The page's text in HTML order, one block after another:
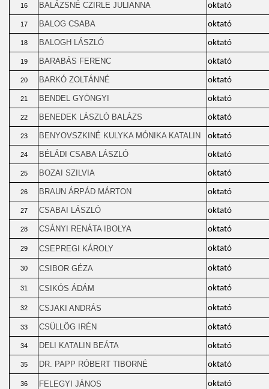
16 BALÁZSNÉ CZIRLE JULIANNA oktató
17 BALOG CSABA oktató
18 BALOGH LÁSZLÓ oktató
19 BARABÁS FERENC oktató
20 BARKÓ ZOLTÁNNÉ oktató
21 BENDEL GYÖNGYI oktató
22 BENEDEK LÁSZLÓ BALÁZS oktató
23 BENYOVSZKINÉ KULYKA MÓNIKA KATALIN oktató
24 BÉLÁDI CSABA LÁSZLÓ oktató
25 BOZAI SZILVIA oktató
26 BRAUN ÁRPÁD MÁRTON oktató
27 CSABAI LÁSZLÓ oktató
28 CSÁNYI RENÁTA IBOLYA oktató
29 CSEPREGI KÁROLY oktató
30 CSIBOR GÉZA oktató
31 CSIKÓS ÁDÁM oktató
32 CSJAKI ANDRÁS oktató
33 CSÜLLÖG IRÉN oktató
34 DELI KATALIN BEÁTA oktató
35 DR. PAPP RÓBERT TIBORNÉ oktató
36 FELEGYI JÁNOS oktató